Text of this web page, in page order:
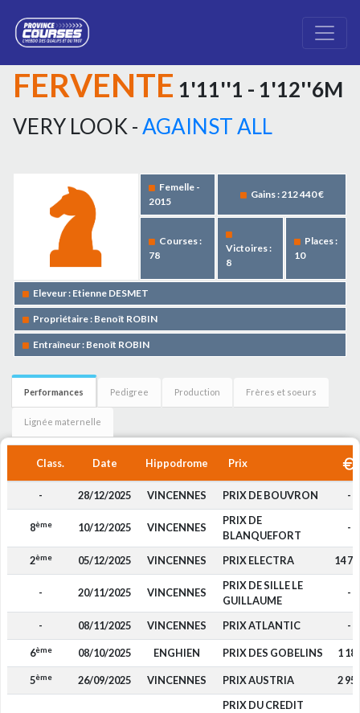
FERVENTE 1'11''1 - 1'12''6M
VERY LOOK -AGAINST ALL
Femelle -
2015
Gains : 212 440 €
Courses :
78
Victoires :
8
Places :
10
Eleveur : Etienne DESMET
Propriétaire : Benoît ROBIN
Entraîneur : Benoît ROBIN
Performances Pedigree Production Frères et soeurs
Lignée maternelle
Class. Date Hippodrome Prix
- 28/12/2025 VINCENNES PRIX DE BOUVRON -
8ème 10/12/2025 VINCENNES
PRIX DE
BLANQUEFORT
-
2ème 05/12/2025 VINCENNES PRIX ELECTRA 14
- 20/11/2025 VINCENNES
PRIX DE SILLE LE
GUILLAUME
-
- 08/11/2025 VINCENNES PRIX ATLANTIC -
6ème 08/10/2025 ENGHIEN PRIX DES GOBELINS 1
5ème 26/09/2025 VINCENNES PRIX AUSTRIA 2
PRIX DU CREDIT